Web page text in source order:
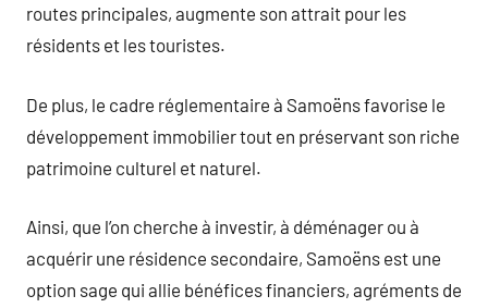
routes principales, augmente son attrait pour les
résidents et les touristes.
De plus, le cadre réglementaire à Samoëns favorise le
développement immobilier tout en préservant son riche
patrimoine culturel et naturel.
Ainsi, que l’on cherche à investir, à déménager ou à
acquérir une résidence secondaire, Samoëns est une
option sage qui allie bénéfices financiers, agréments de